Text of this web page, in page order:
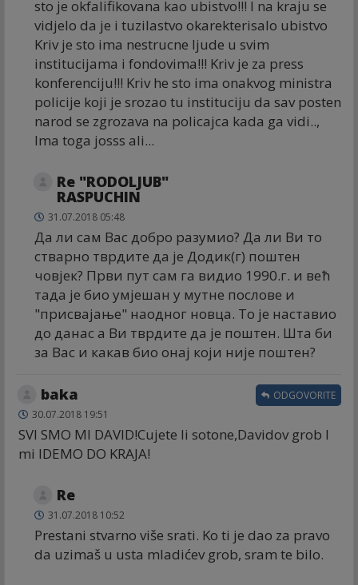
sto je okfalifikovana kao ubistvo!!! I na kraju se
vidjelo da je i tuzilastvo okarekterisalo ubistvo
Kriv je sto ima nestrucne ljude u svim
institucijama i fondovima!!! Kriv je za press
konferenciju!!! Kriv he sto ima onakvog ministra
policije koji je srozao tu instituciju da sav posten
narod se zgrozava na policajca kada ga vidi..,
Ima toga josss ali...
Re "RODOLJUB"
RASPUCHIN
31.07.2018 05:48
Да ли сам Вас добро разумио? Да ли Ви то
стварно тврдите да је Додик(г) поштен
човјек? Први пут сам га видио 1990.г. и већ
тада је био умјешан у мутне послове и
"присвајање" наодног новца. То је наставио
до данас а Ви тврдите да је поштен. Шта би
за Вас и какав био онај који није поштен?
baka
30.07.2018 19:51
SVI SMO MI DAVID!Cujete li sotone,Davidov grob I
mi IDEMO DO KRAJA!
ODGOVORITE
Re
31.07.2018 10:52
Prestani stvarno više srati. Ko ti je dao za pravo
da uzimaš u usta mladićev grob, sram te bilo.